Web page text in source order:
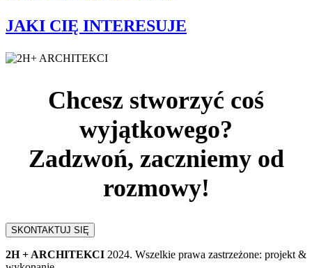
JAKI CIĘ INTERESUJE
Chcesz stworzyć coś
wyjątkowego?
Zadzwoń, zaczniemy od
rozmowy!
SKONTAKTUJ SIĘ
2H + ARCHITEKCI 2024. Wszelkie prawa zastrzeżone: projekt &